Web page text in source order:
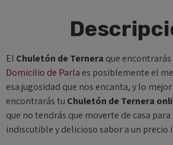
El Chuletón de Ternera que encontrarás
Domicilio de Parla es posiblemente el
esa jugosidad que nos encanta, y lo
encontrarás tu Chuletón de Ternera
que no tendrás que moverte de casa
indiscutible y delicioso sabor a un precio